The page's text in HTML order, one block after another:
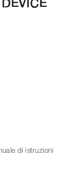
di istruzioni